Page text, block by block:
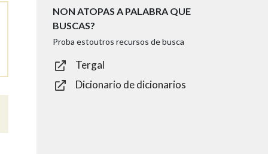
NON ATOPAS A PALABRA QUE
BUSCAS?
Proba estoutros recursos de busca
Tergal
Dicionario de dicionarios